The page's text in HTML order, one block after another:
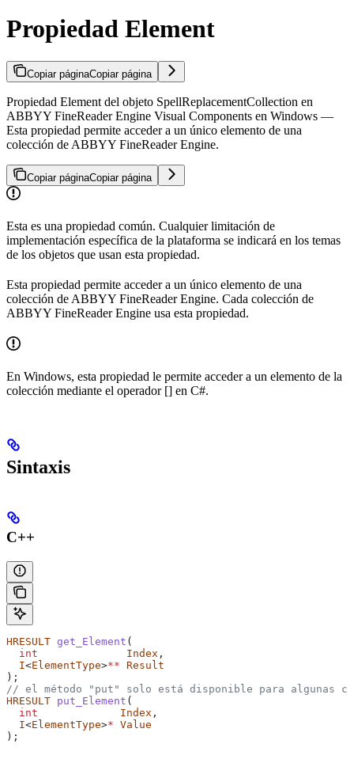
Propiedad Element
Copiar páginaCopiar página
Propiedad Element del objeto SpellReplacementCollection en
ABBYY FineReader Engine Visual Components en Windows —
Esta propiedad permite acceder a un único elemento de una
colección de ABBYY FineReader Engine.
Copiar páginaCopiar página
Esta es una propiedad común. Cualquier limitación de
implementación específica de la plataforma se indicará en los temas
de los objetos que usan esta propiedad.
Esta propiedad permite acceder a un único elemento de una
colección de ABBYY FineReader Engine. Cada colección de
ABBYY FineReader Engine usa esta propiedad.
En Windows, esta propiedad le permite acceder a un elemento de la
colección mediante el operador [] en C#.
Sintaxis
C++
HRESULT get_Element (
  int
              Index
,
  I
<ElementType>** Result
);
// el método "put" solo está disponible para algunas
HRESULT put_Element (
  int
             Index
,
  I
<ElementType>* Value
);